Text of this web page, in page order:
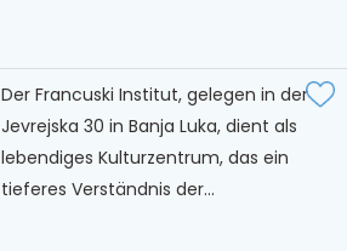
Der Francuski Institut, gelegen in der
Jevrejska 30 in Banja Luka, dient als
lebendiges Kulturzentrum, das ein
tieferes Verständnis der...